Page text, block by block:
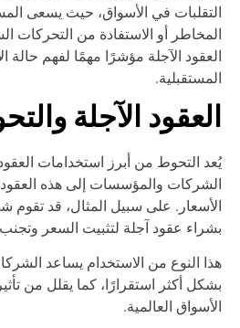
في الأسواق، حيث يسعى
أو الاستفادة من التحركات
الآجلة مؤشرًا مهمًا لفهم حالة
الآجلة
التحوط من أبرز استخدامات العقود
والمؤسسات إلى هذه العقود
على سبيل المثال، قد تقوم شركة
عقود آجلة لتثبيت السعر وتجنب
النوع من الاستخدام يساعد الشركات
أكثر استقرارًا، كما يقلل من تأثير
العالمية.